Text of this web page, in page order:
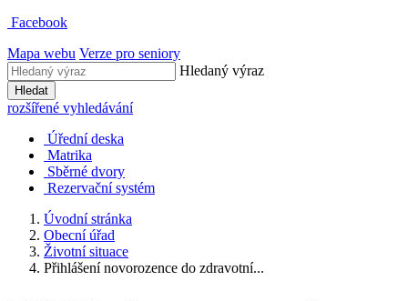
Facebook
Mapa webu Verze pro seniory
Hledaný výraz
Hledat
rozšířené vyhledávání
Úřední deska
Matrika
Sběrné dvory
Rezervační systém
Úvodní stránka
Obecní úřad
Životní situace
Přihlášení novorozence do zdravotní...